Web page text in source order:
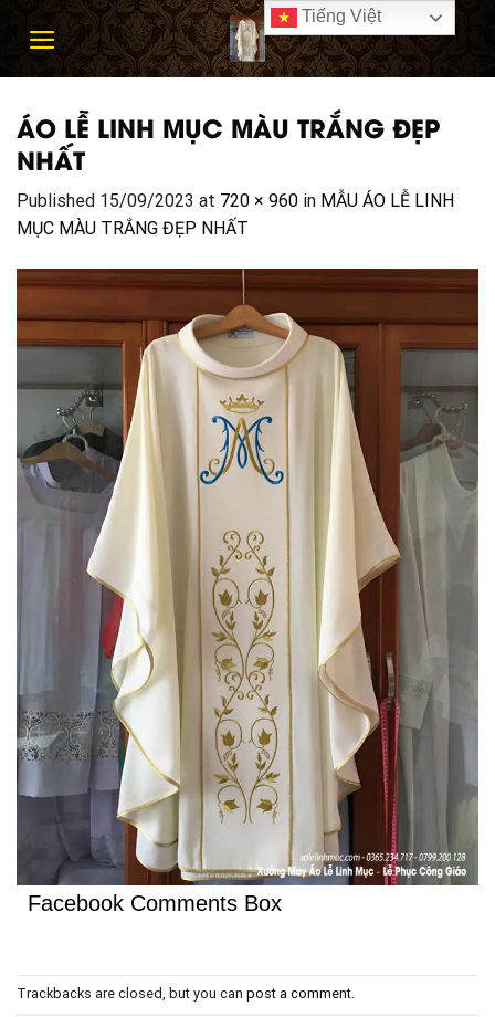
ÁO LỄ LINH MỤC MÀU TRẮNG ĐẸP
NHẤT
Published 15/09/2023 at 720 × 960 in MẪU ÁO LỄ LINH
MỤC MÀU TRẮNG ĐẸP NHẤT
Facebook Comments Box
Trackbacks are closed, but you can post a comment
Tiếng Việt